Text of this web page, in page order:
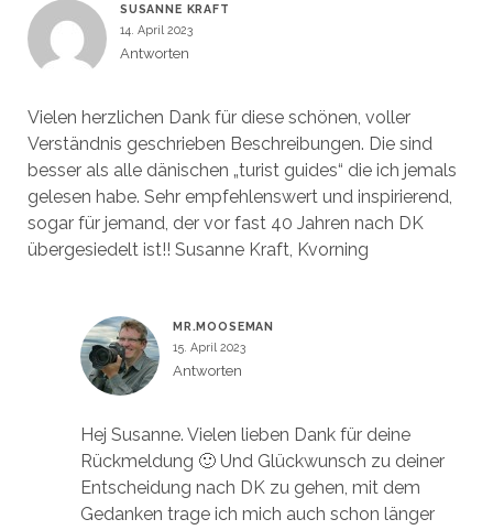
SUSANNE KRAFT
14. April 2023
Antworten
Vielen herzlichen Dank für diese schönen, voller
Verständnis geschrieben Beschreibungen. Die sind
besser als alle dänischen „turist guides“ die ich jemals
gelesen habe. Sehr empfehlenswert und inspirierend,
sogar für jemand, der vor fast 40 Jahren nach DK
übergesiedelt ist!! Susanne Kraft, Kvorning
MR.MOOSEMAN
15. April 2023
Antworten
Hej Susanne. Vielen lieben Dank für deine
Rückmeldung 🙂 Und Glückwunsch zu deiner
Entscheidung nach DK zu gehen, mit dem
Gedanken trage ich mich auch schon länger